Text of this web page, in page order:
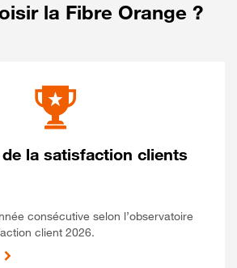
la Fibre Orange ?
de la satisfaction clients
consécutive selon l’observatoire
client 2026.